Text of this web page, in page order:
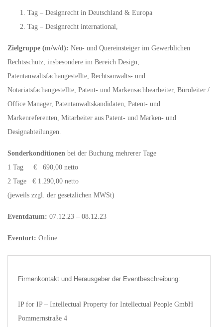
Tag – Designrecht in Deutschland & Europa
Tag – Designrecht international,
Zielgruppe (m/w/d): Neu- und Quereinsteiger im Gewerblichen
Rechtsschutz, insbesondere im Bereich Design,
Patentanwaltsfachangestellte, Rechtsanwalts- und
Notariatsfachangestellte, Patent- und Markensachbearbeiter, Büroleiter /
Office Manager, Patentanwaltskandidaten, Patent- und
Markenreferenten, Mitarbeiter aus Patent- und Marken- und
Designabteilungen.
Sonderkonditionen bei der Buchung mehrerer Tage
1 Tag € 690,00 netto
2 Tage € 1.290,00 netto
(jeweils zzgl. der gesetzlichen MWSt)
Eventdatum: 07.12.23 – 08.12.23
Eventort: Online
Firmenkontakt und Herausgeber der Eventbeschreibung:
IP for IP – Intellectual Property for Intellectual People GmbH
Pommernstraße 4